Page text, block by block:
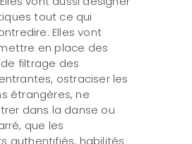
tout ce qui
Elles vont
en place des
filtrage des
ostraciser les
étrangères, ne
dans la danse ou
que les